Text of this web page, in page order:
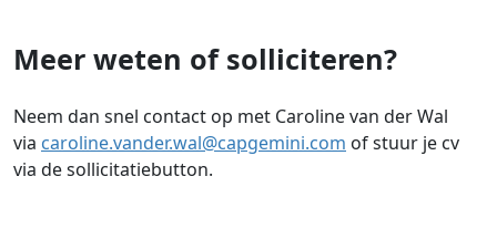
Meer weten of solliciteren?
Neem dan snel contact op met Caroline van der Wal
via caroline.vander.wal@capgemini.com of stuur je cv
via de sollicitatiebutton.